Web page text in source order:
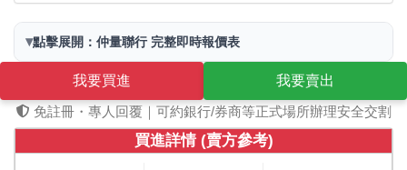
▾點擊展開：仲量聯行 完整即時報價表
我要買進
我要賣出
免註冊・專人回覆｜可約銀行/券商等正式場所辦理安全交割
買進詳情 (賣方參考)